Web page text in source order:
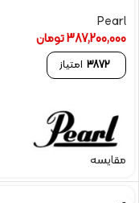
Pearl
387,200,000تومان
3872 امتیاز
مقایسه